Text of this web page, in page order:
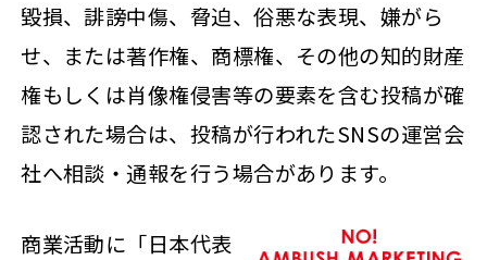
毀損、誹謗中傷、脅迫、俗悪な表現、嫌がら
せ、または著作権、商標権、その他の知的財産
権もしくは肖像権侵害等の要素を含む投稿が確
認された場合は、投稿が行われたSNSの運営会
社へ相談・通報を行う場合があります。
商業活動に「日本代表